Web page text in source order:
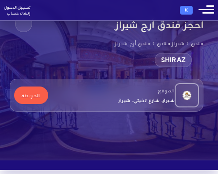
€
تسجيل الدخول
إنشاء حساب
احجز فندق أرج شيراز
فندق › شيراز فنادق › فندق أرج شيراز
SHIRAZ
الموقع
شيراز، شارع تخيتي، شيراز
الخريطة